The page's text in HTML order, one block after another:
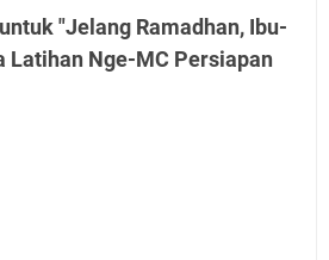
"Jelang Ramadhan, Ibu-
Latihan Nge-MC Persiapan